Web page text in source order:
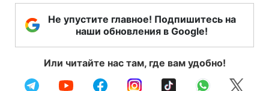
Не упустите главное! Подпишитесь на
наши обновления в Google!
Или читайте нас там, где вам удобно!